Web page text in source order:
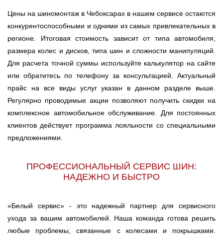
Цены на шиномонтаж в Чебоксарах в нашем сервисе остаются
конкурентоспособными и одними из самых привлекательных в
регионе. Итоговая стоимость зависит от типа автомобиля,
размера колес и дисков, типа шин и сложности манипуляций.
Для расчета точной суммы используйте калькулятор на сайте
или обратитесь по телефону за консультацией. Актуальный
прайс на все виды услуг указан в данном разделе выше.
Регулярно проводимые акции позволяют получить скидки на
комплексное автомобильное обслуживание. Для постоянных
клиентов действует программа лояльности со специальными
предложениями.
ПРОФЕССИОНАЛЬНЫЙ СЕРВИС ШИН:
НАДЕЖНО И БЫСТРО
«Белый сервис» - это надежный партнер для сервисного
ухода за вашим автомобилей. Наша команда готова решить
любые проблемы, связанные с колесами и покрышками.